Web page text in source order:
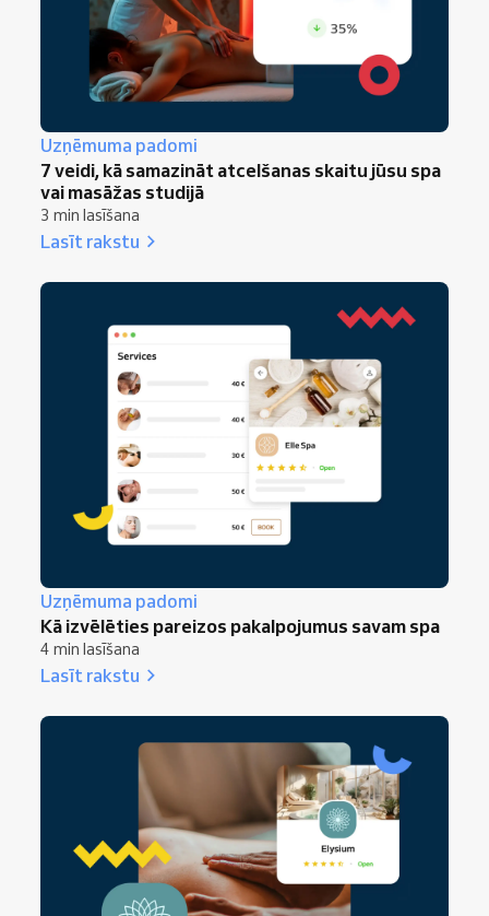
Uzņēmuma padomi
7 veidi, kā samazināt atcelšanas skaitu jūsu spa
vai masāžas studijā
3 min lasīšana
Lasīt rakstu
Uzņēmuma padomi
Kā izvēlēties pareizos pakalpojumus savam spa
4 min lasīšana
Lasīt rakstu